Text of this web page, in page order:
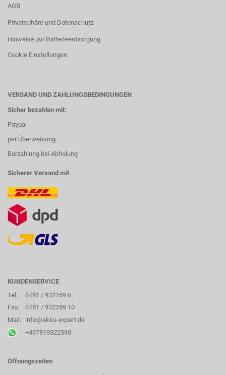
AGB
Privatsphäre und Datenschutz
Hinweise zur Batterieentsorgung
Cookie Einstellungen
VERSAND UND ZAHLUNGSBEDINGUNGEN
Sicher bezahlen mit:
Paypal
per Überweisung
Barzahlung bei Abholung
Sicherer Versand mit
KUNDENSERVICE
Tel:
0781 / 932259 0
Fax:
0781 / 932259 10
Mail:
info@akku-expert.de
+497819322590
Öffnungszeiten